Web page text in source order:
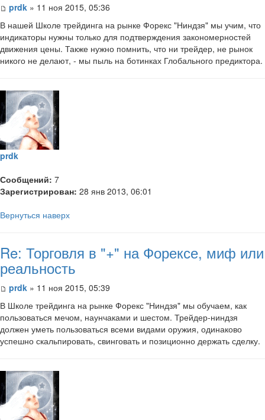
prdk » 11 ноя 2015, 05:36
В нашей Школе трейдинга на рынке Форекс "Ниндзя" мы учим, что
индикаторы нужны только для подтверждения закономерностей
движения цены. Также нужно помнить, что ни трейдер, не рынок
никого не делают, - мы пыль на ботинках Глобального предиктора.
prdk
Сообщений: 7
Зарегистрирован: 28 янв 2013, 06:01
Вернуться наверх
Re: Торговля в "+" на Форексе, миф или
реальность
prdk » 11 ноя 2015, 05:39
В Школе трейдинга на рынке Форекс "Ниндзя" мы обучаем, как
пользоваться мечом, наунчаками и шестом. Трейдер-ниндзя
должен уметь пользоваться всеми видами оружия, одинаково
успешно скальпировать, свинговать и позиционно держать сделку.